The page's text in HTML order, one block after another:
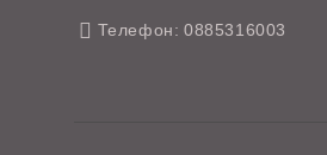
Телефон: 0885316003